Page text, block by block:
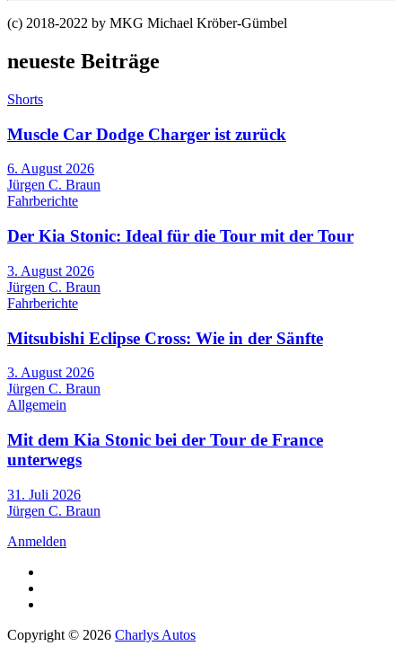
(c) 2018-2022 by MKG Michael Kröber-Gümbel
neueste Beiträge
Shorts
Muscle Car Dodge Charger ist zurück
6. August 2026
Jürgen C. Braun
Fahrberichte
Der Kia Stonic: Ideal für die Tour mit der Tour
3. August 2026
Jürgen C. Braun
Fahrberichte
Mitsubishi Eclipse Cross: Wie in der Sänfte
3. August 2026
Jürgen C. Braun
Allgemein
Mit dem Kia Stonic bei der Tour de France
unterwegs
31. Juli 2026
Jürgen C. Braun
Anmelden
Copyright © 2026 Charlys Autos